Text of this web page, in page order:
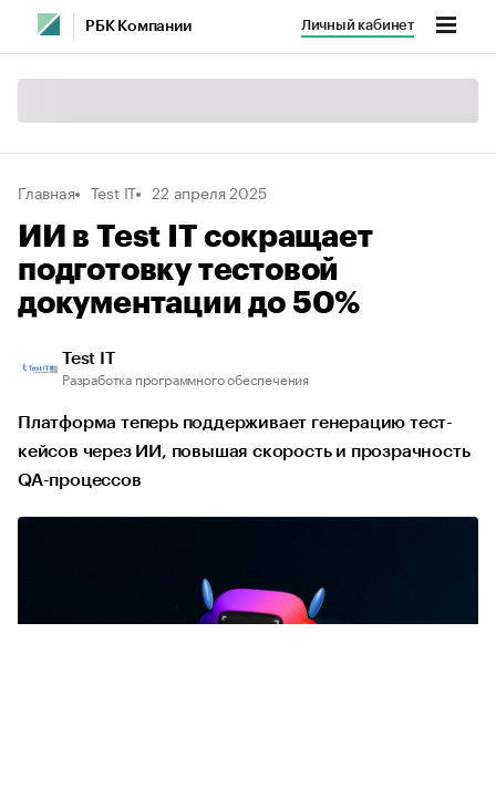
РБК Компании Личный кабинет
Главная Test IT 22 апреля 2025
ИИ в Test IT сокращает
подготовку тестовой
документации до 50%
Test IT
Разработка программного обеспечения
Платформа теперь поддерживает генерацию тест-
кейсов через ИИ, повышая скорость и прозрачность
QA-процессов